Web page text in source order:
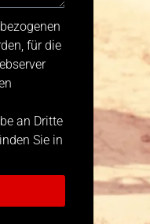
für die
an Dritte
Sie in